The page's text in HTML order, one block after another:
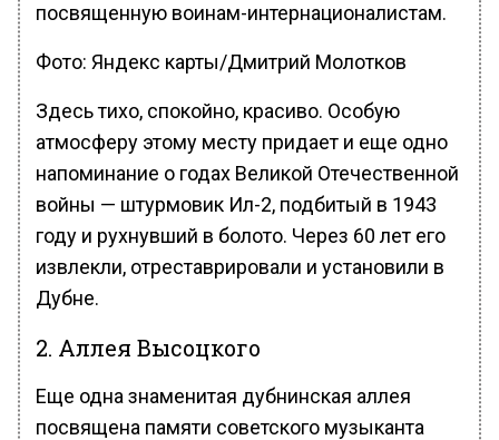
посвященную воинам-интернационалистам.
Фото: Яндекс карты/Дмитрий Молотков
Здесь тихо, спокойно, красиво. Особую
атмосферу этому месту придает и еще одно
напоминание о годах Великой Отечественной
войны — штурмовик Ил-2, подбитый в 1943
году и рухнувший в болото. Через 60 лет его
извлекли, отреставрировали и установили в
Дубне.
2. Аллея Высоцкого
Еще одна знаменитая дубнинская аллея
посвящена памяти советского музыканта